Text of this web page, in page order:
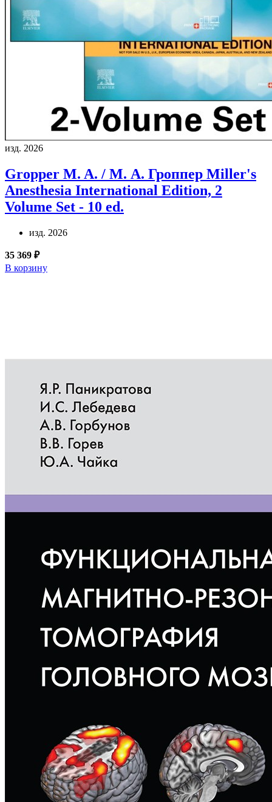
изд. 2026
Gropper M. A. / М. А. Гроппер Miller's
Anesthesia International Edition, 2
Volume Set - 10 ed.
изд. 2026
35 369 ₽
В корзину